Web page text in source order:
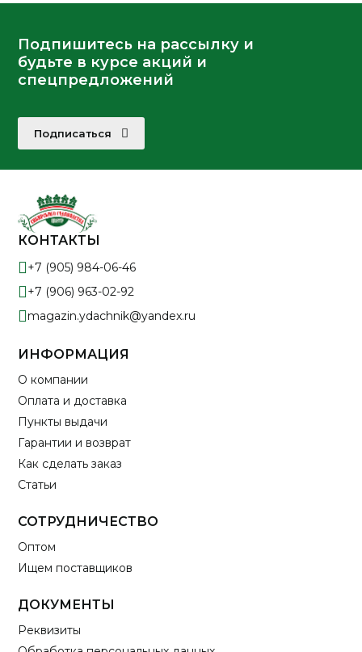
Подпишитесь на рассылку и
будьте в курсе акций и
спецпредложений
Подписаться
КОНТАКТЫ
+7 (905) 984-06-46
+7 (906) 963-02-92
magazin.ydachnik@yandex.ru
ИНФОРМАЦИЯ
О компании
Оплата и доставка
Пункты выдачи
Гарантии и возврат
Как сделать заказ
Статьи
СОТРУДНИЧЕСТВО
Оптом
Ищем поставщиков
ДОКУМЕНТЫ
Реквизиты